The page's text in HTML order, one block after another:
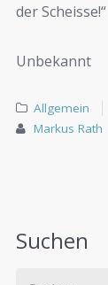
der Scheisse!“
Unbekannt
Allgemein
Markus Rath
Suchen